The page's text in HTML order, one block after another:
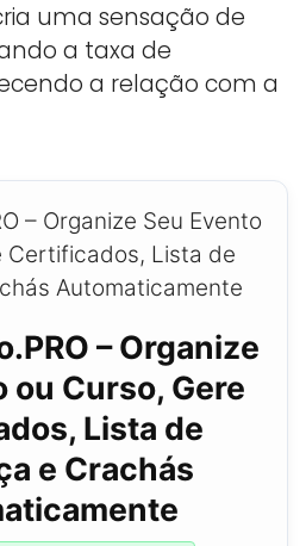
uma sensação de
a taxa de
a relação com a
– Organize
ou Curso, Gere
Lista de
e Crachás